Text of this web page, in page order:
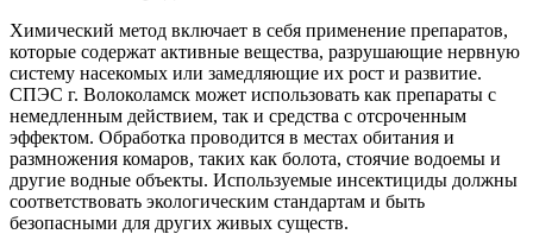
Химический метод включает в себя применение препаратов,
которые содержат активные вещества, разрушающие нервную
систему насекомых или замедляющие их рост и развитие.
СПЭС г. Волоколамск может использовать как препараты с
немедленным действием, так и средства с отсроченным
эффектом. Обработка проводится в местах обитания и
размножения комаров, таких как болота, стоячие водоемы и
другие водные объекты. Используемые инсектициды должны
соответствовать экологическим стандартам и быть
безопасными для других живых существ.